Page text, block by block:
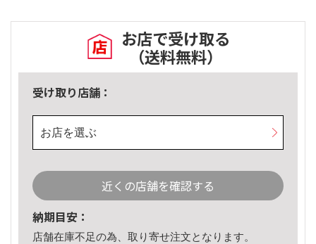
お店で受け取る
（送料無料）
受け取り店舗：
お店を選ぶ
近くの店舗を確認する
納期目安：
店舗在庫不足の為、取り寄せ注文となります。